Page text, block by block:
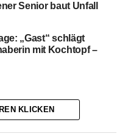
Senior baut Unfall
„Gast“ schlägt
mit Kochtopf –
KLICKEN